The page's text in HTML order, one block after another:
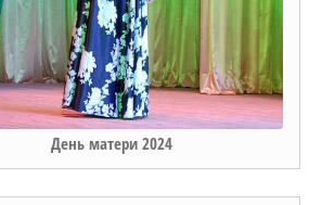
День матери 2024